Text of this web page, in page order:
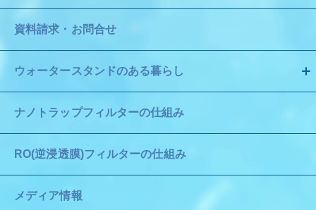
資料請求・お問合せ
ウォータースタンドのある暮らし
ナノトラップフィルターの仕組み
RO(逆浸透膜)フィルターの仕組み
メディア情報